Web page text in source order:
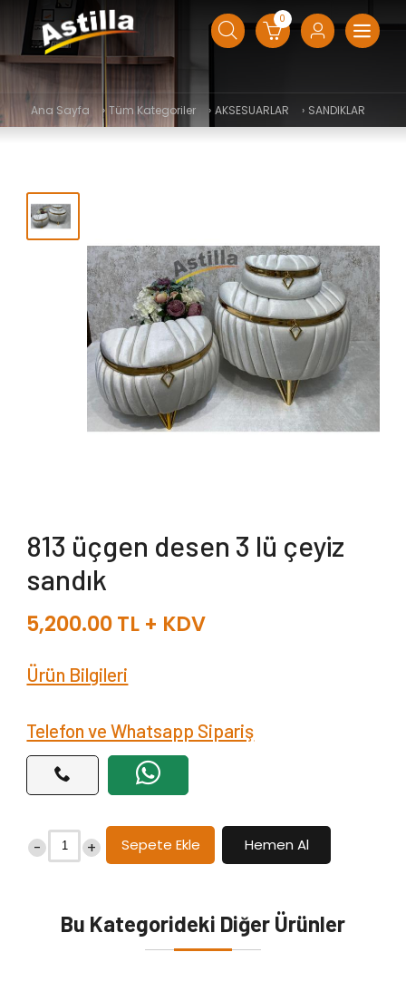
0
Ana Sayfa › Tüm Kategoriler › AKSESUARLAR › SANDIKLAR
813 üçgen desen 3 lü çeyiz
sandık
5,200.00TL + KDV
Ürün Bilgileri
Telefon ve Whatsapp Sipariş
- + Sepete Ekle Hemen Al
Bu Kategorideki Diğer Ürünler